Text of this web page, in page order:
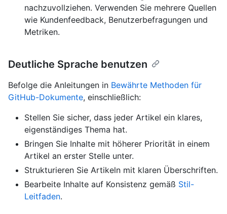
nachzuvollziehen. Verwenden Sie mehrere Quellen
wie Kundenfeedback, Benutzerbefragungen und
Metriken.
Deutliche Sprache benutzen
Befolge die Anleitungen in Bewährte Methoden für
GitHub-Dokumente, einschließlich:
Stellen Sie sicher, dass jeder Artikel ein klares,
eigenständiges Thema hat.
Bringen Sie Inhalte mit höherer Priorität in einem
Artikel an erster Stelle unter.
Strukturieren Sie Artikeln mit klaren Überschriften.
Bearbeite Inhalte auf Konsistenz gemäß Stil-
Leitfaden.